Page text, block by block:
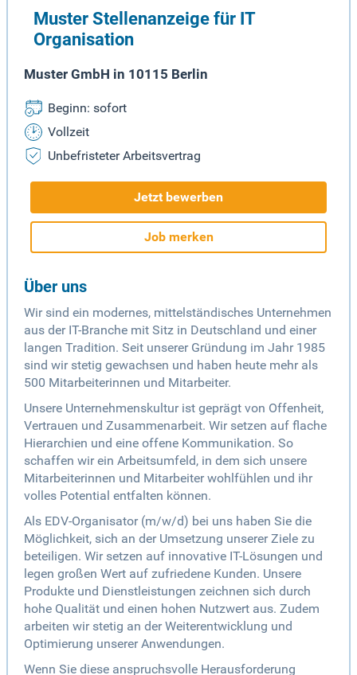
Muster Stellenanzeige für IT
Organisation
Muster GmbH in 10115 Berlin
Beginn: sofort
Vollzeit
Unbefristeter Arbeitsvertrag
Jetzt bewerben
Job merken
Über uns
Wir sind ein modernes, mittelständisches Unternehmen
aus der IT-Branche mit Sitz in Deutschland und einer
langen Tradition. Seit unserer Gründung im Jahr 1985
sind wir stetig gewachsen und haben heute mehr als
500 Mitarbeiterinnen und Mitarbeiter.
Unsere Unternehmenskultur ist geprägt von Offenheit,
Vertrauen und Zusammenarbeit. Wir setzen auf flache
Hierarchien und eine offene Kommunikation. So
schaffen wir ein Arbeitsumfeld, in dem sich unsere
Mitarbeiterinnen und Mitarbeiter wohlfühlen und ihr
volles Potential entfalten können.
Als EDV-Organisator (m/w/d) bei uns haben Sie die
Möglichkeit, sich an der Umsetzung unserer Ziele zu
beteiligen. Wir setzen auf innovative IT-Lösungen und
legen großen Wert auf zufriedene Kunden. Unsere
Produkte und Dienstleistungen zeichnen sich durch
hohe Qualität und einen hohen Nutzwert aus. Zudem
arbeiten wir stetig an der Weiterentwicklung und
Optimierung unserer Anwendungen.
Wenn Sie diese anspruchsvolle Herausforderung